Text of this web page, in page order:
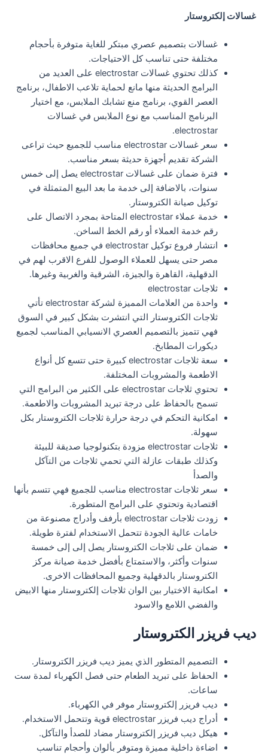
غسالات إلكتروستار
غسالات بتصميم عصري مبتكر للغاية متوفرة بأحجام
مختلفة حتى تناسب كل الاحتياجات.
كذلك تحتوي غسالات electrostar على العديد من
البرامج الحديثة منها مانع لحماية تلاعب الاطفال، برنامج
العصر القوي، برنامج منع تشابك الملابس، مع اختيار
البرنامج المناسب مع نوع الملابس في غسالات
electrostar.
سعر غسالات electrostar مناسب للجميع حيث تراعى
الشركة تقديم أجهزة حديثة بسعر مناسب.
فترة ضمان على غسالات electrostar يصل إلى خمس
سنوات، بالاضافة إلى خدمة ما بعد البيع المتمثلة في
توكيل صيانة الكتروستار.
خدمة عملاء electrostar المتاحة بمجرد الاتصال على
رقم خدمة العملاء أو رقم الخط الساخن.
انتشار فروع توكيل electrostar في جميع محافظات
مصر حتى يسهل للعملاء الوصول للفرع الاقرب لهم في
الدقهلية، القاهرة والجيزة، الشرقية والغربية وغيرها.
ثلاجات electrostar
واحدة من العلامات المميزة لشركة electrostar تأتي
ثلاجات الكتروستار التي انتشرت بشكل كبير في السوق
فهي تتميز بالتصميم العصري الانسيابي المناسب لجميع
ديكورات المطابخ.
سعة ثلاجات electrostar كبيرة حتى تتسع كل أنواع
الاطعمة والمشروبات المختلفة.
تحتوي ثلاجات electrostar على الكثير من البرامج التي
تسمح بالحفاظ على درجة تبريد المشروبات والاطعمة.
امكانية التحكم في درجة حرارة ثلاجات الكتروستار بكل
سهولة.
ثلاجات electrostar مزودة بتكنولوجيا صديقة للبيئة
وكذلك طبقات عازلة التي تحمي ثلاجات من التآكل
والصدأ
سعر ثلاجات electrostar مناسب للجميع فهي تتسم بأنها
اقتصادية وتحتوي على البرامج المتطورة.
زودت ثلاجات electrostar بأرفف وأدراج مصنوعة من
خامات عالية الجودة تتحمل الاستخدام لفترة طويلة.
ضمان على ثلاجات الكتروستار يصل إلى إلى خمسة
سنوات وأكثر، والاستمتاع بأفضل خدمة صيانة مركز
الكتروستار بالدقهلية وجميع المحافظات الاخرى.
امكانية الاختيار بين الوان ثلاجات إلكتروستار منها الابيض
والفضي اللامع والاسود
ديب فريزر الكتروستار
التصميم المتطور الذي يميز ديب فريزر الكتروستار.
الحفاظ على تبريد الطعام حتى فصل الكهرباء لمدة ست
ساعات.
ديب فريزر إلكتروستار موفر في الكهرباء.
أدراج ديب فريزر electrostar قوية وتتحمل الاستخدام.
هيكل ديب فريزر إلكتروستار مضاد للصدأ والتآكل.
اضاءة داخلية مميزة ومتوفر بألوان وأحجام تناسب